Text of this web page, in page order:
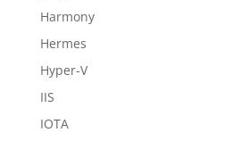
Harmony
Hermes
Hyper-V
IIS
IOTA